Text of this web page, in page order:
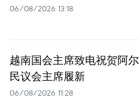
06/08/2026 13:18
越南国会主席致电祝贺阿
民议会主席履新
06/08/2026 11:28